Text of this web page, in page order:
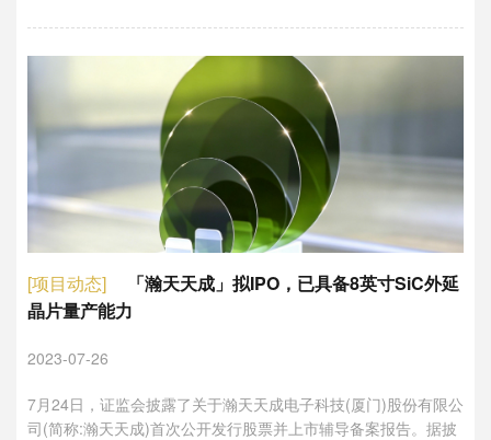
[项目动态]
「瀚天天成」拟IPO，已具备8英寸SiC外延
晶片量产能力
2023-07-26
7月24日，证监会披露了关于瀚天天成电子科技(厦门)股份有限公
司(简称:瀚天天成)首次公开发行股票并上市辅导备案报告。据披